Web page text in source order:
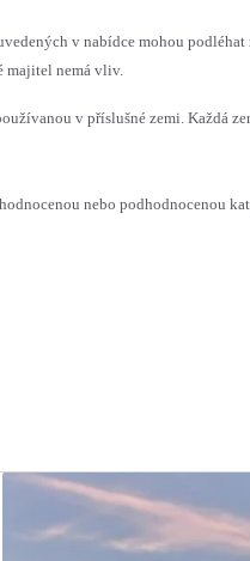
v nabídce mohou podléhat
majitel nemá vliv.
v příslušné zemi. Každá
nebo podhodnocenou